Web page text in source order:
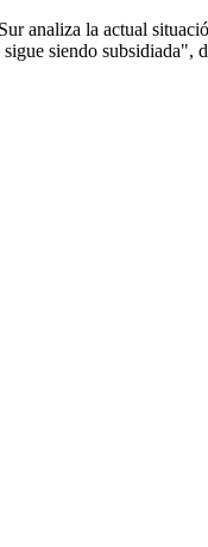
analiza la actual
siendo subsidiada",